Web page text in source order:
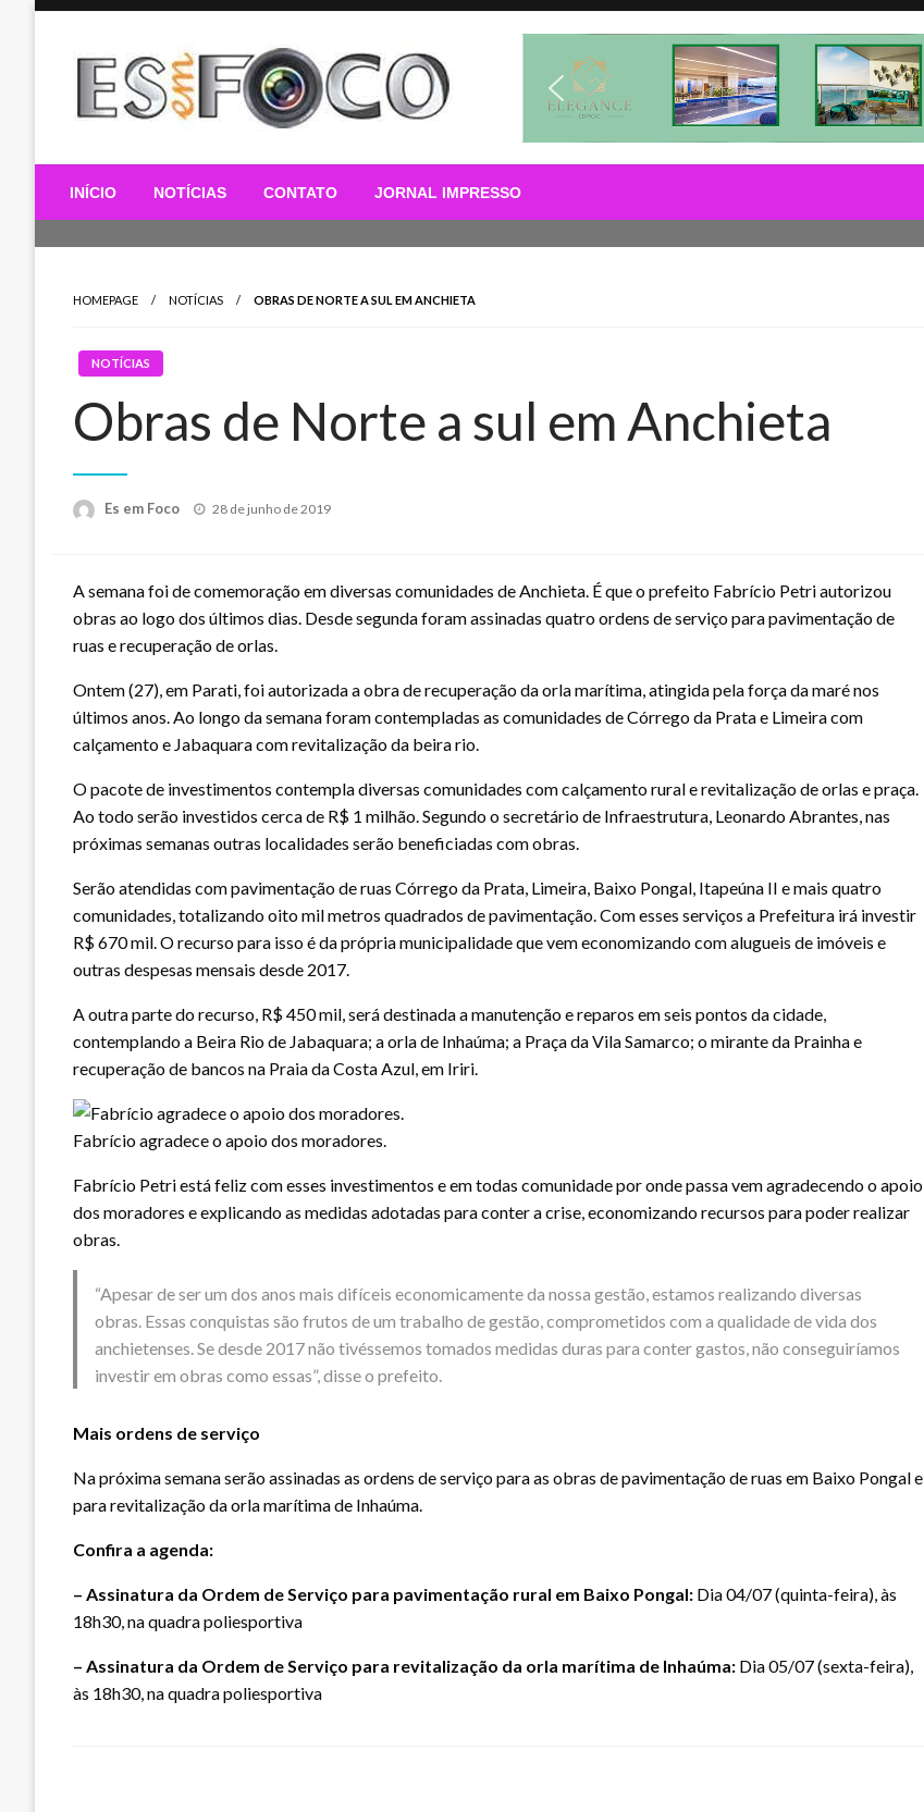
Es Em Foco
INÍCIO NOTÍCIAS CONTATO JORNAL IMPRESSO
HOMEPAGE NOTÍCIAS OBRAS DE NORTE A SUL EM ANCHIETA
NOTÍCIAS
Obras de Norte a sul em Anchieta
Es em Foco
Posted
28 de junho de 2019
A semana foi de comemoração em diversas comunidades de Anchieta. É que o prefeito Fabrício Petri autorizou
obras ao logo dos últimos dias. Desde segunda foram assinadas quatro ordens de serviço para pavimentação de
ruas e recuperação de orlas.
Ontem (27), em Parati, foi autorizada a obra de recuperação da orla marítima, atingida pela força da maré nos
últimos anos. Ao longo da semana foram contempladas as comunidades de Córrego da Prata e Limeira com
calçamento e Jabaquara com revitalização da beira rio.
O pacote de investimentos contempla diversas comunidades com calçamento rural e revitalização de orlas e praça.
Ao todo serão investidos cerca de R$ 1 milhão. Segundo o secretário de Infraestrutura, Leonardo Abrantes, nas
próximas semanas outras localidades serão beneficiadas com obras.
Serão atendidas com pavimentação de ruas Córrego da Prata, Limeira, Baixo Pongal, Itapeúna II e mais quatro
comunidades, totalizando oito mil metros quadrados de pavimentação. Com esses serviços a Prefeitura irá investir
R$ 670 mil. O recurso para isso é da própria municipalidade que vem economizando com alugueis de imóveis e
outras despesas mensais desde 2017.
A outra parte do recurso, R$ 450 mil, será destinada a manutenção e reparos em seis pontos da cidade,
contemplando a Beira Rio de Jabaquara; a orla de Inhaúma; a Praça da Vila Samarco; o mirante da Prainha e
recuperação de bancos na Praia da Costa Azul, em Iriri.
Fabrício agradece o apoio dos moradores.
Fabrício Petri está feliz com esses investimentos e em todas comunidade por onde passa vem agradecendo o apoio
dos moradores e explicando as medidas adotadas para conter a crise, economizando recursos para poder realizar
obras.
“Apesar de ser um dos anos mais difíceis economicamente da nossa gestão, estamos realizando diversas
obras. Essas conquistas são frutos de um trabalho de gestão, comprometidos com a qualidade de vida dos
anchietenses. Se desde 2017 não tivéssemos tomados medidas duras para conter gastos, não conseguiríamos
investir em obras como essas”, disse o prefeito.
Mais ordens de serviço
Na próxima semana serão assinadas as ordens de serviço para as obras de pavimentação de ruas em Baixo Pongal e
para revitalização da orla marítima de Inhaúma.
Confira a agenda:
– Assinatura da Ordem de Serviço para pavimentação rural em Baixo Pongal: Dia 04/07 (quinta-feira), às
18h30, na quadra poliesportiva
– Assinatura da Ordem de Serviço para revitalização da orla marítima de Inhaúma: Dia 05/07 (sexta-feira),
às 18h30, na quadra poliesportiva